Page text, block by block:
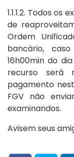
1.1.1.2. Todos
de
Ordem
bancário,
16h00min do
recurso será
pagamento
FGV não
examinandos.
Avisem seus